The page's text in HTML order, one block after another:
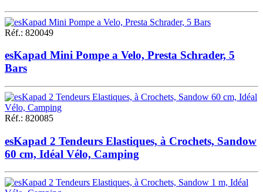
Réf.: 820049
esKapad Mini Pompe a Velo, Presta Schrader, 5
Bars
Réf.: 820085
esKapad 2 Tendeurs Elastiques, à Crochets, Sandow
60 cm, Idéal Vélo, Camping